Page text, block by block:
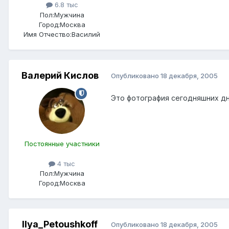
6.8 тыс
Пол:Мужчина
Город:Москва
Имя Отчество:Василий
Валерий Кислов
Постоянные участники
4 тыс
Пол:Мужчина
Город:Москва
Опубликовано 18 декабря, 2005
Это фотография сегодняшних
Ilya_Petoushkoff Опубликовано 18 декабря, 2005